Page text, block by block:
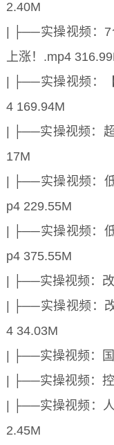
2.40M
| ├──实操视频：7
上涨！.mp4
| ├──实操视频：
4 169.94M
| ├──实操视频：
17M
| ├──实操视频：
p4 229.55M
| ├──实操视频：
p4 375.55M
| ├──实操视频：
| ├──实操视频：
4 34.03M
| ├──实操视频：
| ├──实操视频：
| ├──实操视频：
2.45M